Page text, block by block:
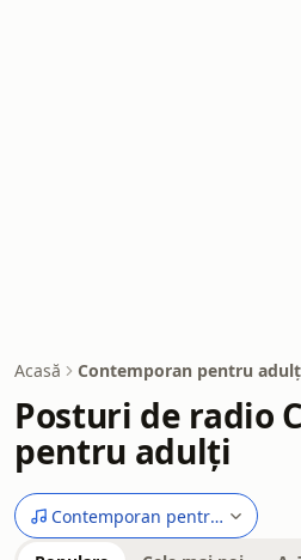
Acasă Contemporan pentru
Posturi de radio
pentru adulți
Contemporan pentru adulți